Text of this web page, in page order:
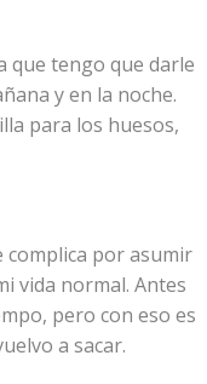
que tengo que darle
y en la noche.
para los huesos,
complica por asumir
vida normal. Antes
pero con eso es
a sacar.